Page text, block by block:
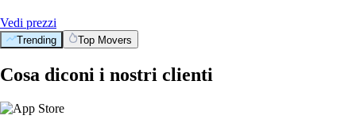
Vedi prezzi
Trending Top Movers
Cosa diconi i nostri clienti